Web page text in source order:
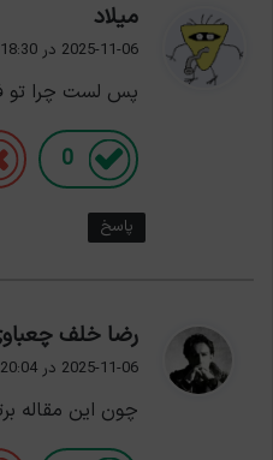
میلاد
ف
:
2025-11-06 در 18:30
پس لست چرا
0
پاسخ
رضا خلف
2025-11-06 در 20:04
چون این مقاله